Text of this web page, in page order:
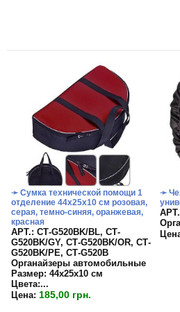
➛ Сумка технической помощи 1
отделение 44х25х10 см розовая,
серая, темно-синяя, оранжевая,
красная
APT.: СТ-G520BK/BL, СТ-
G520BK/GY, СТ-G520BK/OR, СТ-
G520BK/PE, СТ-G520B
Органайзеры автомобильные
Размер: 44х25х10 см
Цвета:...
Цена: 185,00 грн.
➛